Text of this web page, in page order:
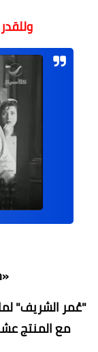
"عُمر الشريف"
مع المنتج